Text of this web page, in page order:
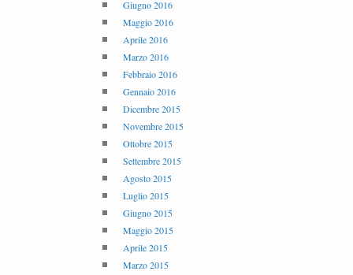
Giugno 2016
Maggio 2016
Aprile 2016
Marzo 2016
Febbraio 2016
Gennaio 2016
Dicembre 2015
Novembre 2015
Ottobre 2015
Settembre 2015
Agosto 2015
Luglio 2015
Giugno 2015
Maggio 2015
Aprile 2015
Marzo 2015